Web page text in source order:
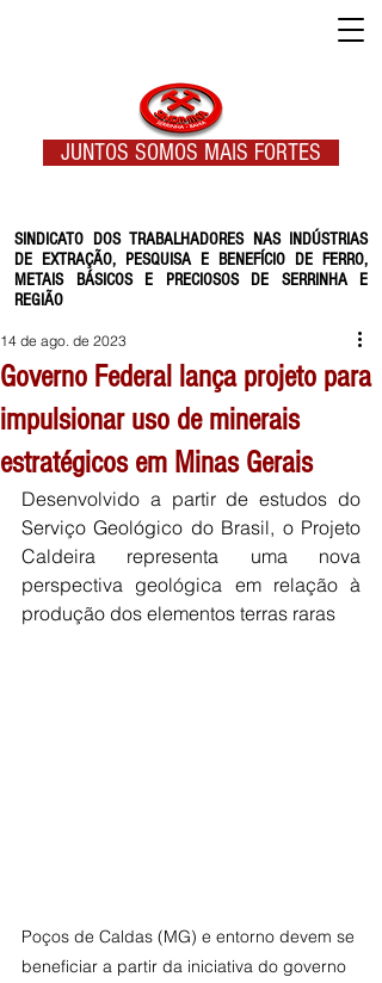
SINDICATO DOS TRABALHADORES NAS INDÚSTRIAS
DE EXTRAÇÃO, PESQUISA E BENEFÍCIO DE FERRO,
METAIS BÁSICOS E PRECIOSOS DE SERRINHA E
REGIÃO
JUNTOS SOMOS MAIS FORTES
Governo Federal lança projeto para
impulsionar uso de minerais
estratégicos em Minas Gerais
14 de ago. de 2023
Desenvolvido a partir de estudos do
Serviço Geológico do Brasil, o Projeto
Caldeira representa uma nova
perspectiva geológica em relação à
produção dos elementos terras raras
Poços de Caldas (MG) e entorno devem se
beneficiar a partir da iniciativa do governo